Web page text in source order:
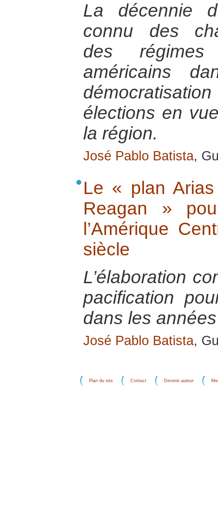
La décennie
connu des
des régimes
américains
élections en
la région.
José Pablo Batista,
Le « plan
Reagan »
l’Amérique
siècle
L’élaboration
pacification
dans les
José Pablo Batista,
Plan du site Contact Devenir auteur